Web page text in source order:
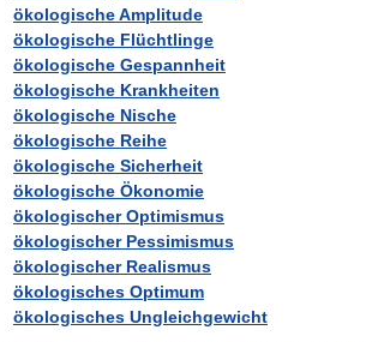
ökologischeAmplitude
ökologische Flüchtlinge
ökologische Gespannheit
ökologische Krankheiten
ökologische Nische
ökologische Reihe
ökologische Sicherheit
ökologische Ökonomie
ökologischer Optimismus
ökologischer Pessimismus
ökologischer Realismus
ökologisches Optimum
ökologisches Ungleichgewicht